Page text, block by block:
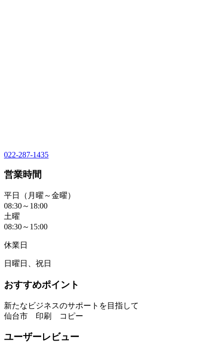
022-287-1435
営業時間
平日（月曜～金曜）
08:30～18:00
土曜
08:30～15:00
休業日
日曜日、祝日
おすすめポイント
新たなビジネスのサポートを目指して
仙台市 印刷 コピー
ユーザーレビュー